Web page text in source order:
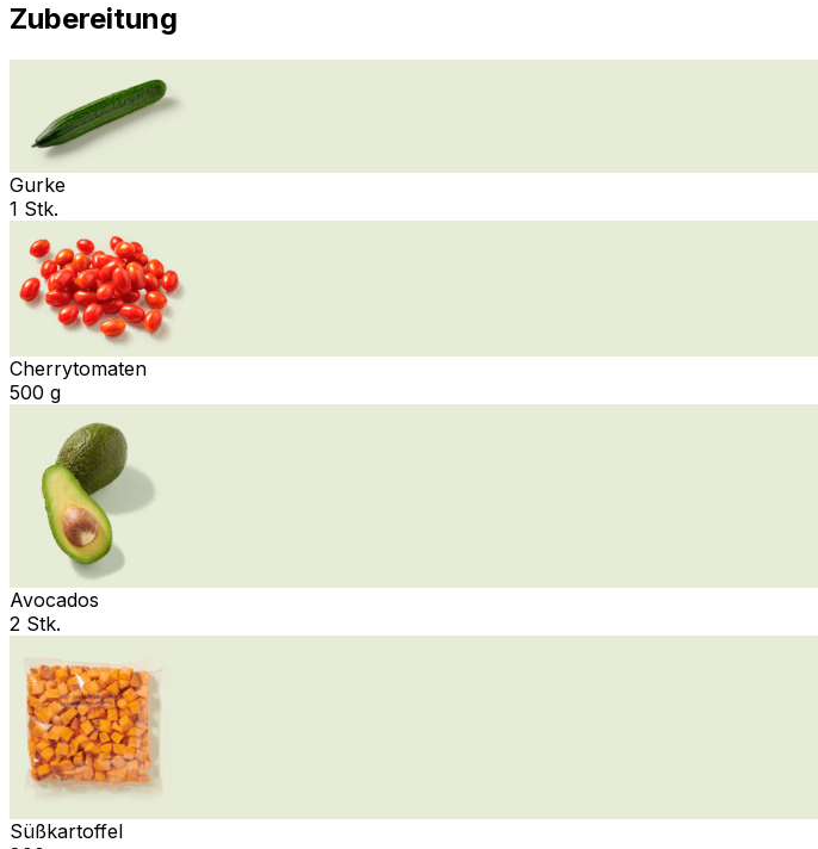
Zubereitung
Gurke
1 Stk.
Cherrytomaten
500 g
Avocados
2 Stk.
Süßkartoffel